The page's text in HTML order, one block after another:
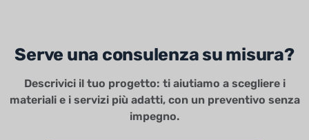
Serve una consulenza su misura?
Descrivici il tuo progetto: ti aiutiamo a scegliere i
materiali e i servizi più adatti, con un preventivo senza
impegno.